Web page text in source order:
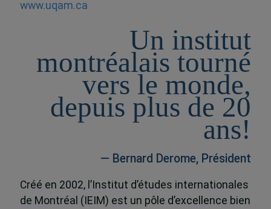
www.uqam.ca
Un institut
montréalais tourné
vers le monde,
depuis plus de 20
ans!
— Bernard Derome, Président
Créé en 2002, l’Institut d’études internationales
de Montréal (IEIM) est un pôle d’excellence bien